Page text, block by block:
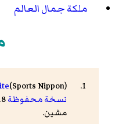
ملكة جمال العالم
(Sports Nippon)
نسخة محفوظة
مشين.